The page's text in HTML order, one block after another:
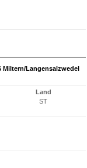
Miltern/Langensalzwedel
Land
ST